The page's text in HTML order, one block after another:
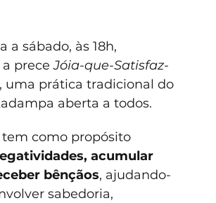
a sábado, às 18h,
a prece Jóia-que-Satisfaz-
, uma prática tradicional do
aberta a todos.
tem como propósito
acumular
bênçãos, ajudando-
sabedoria,